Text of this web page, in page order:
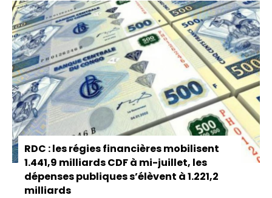
RDC : les régies financières mobilisent
1.441,9 milliards CDF à mi-juillet, les
dépenses publiques s’élèvent à 1.221,2
milliards